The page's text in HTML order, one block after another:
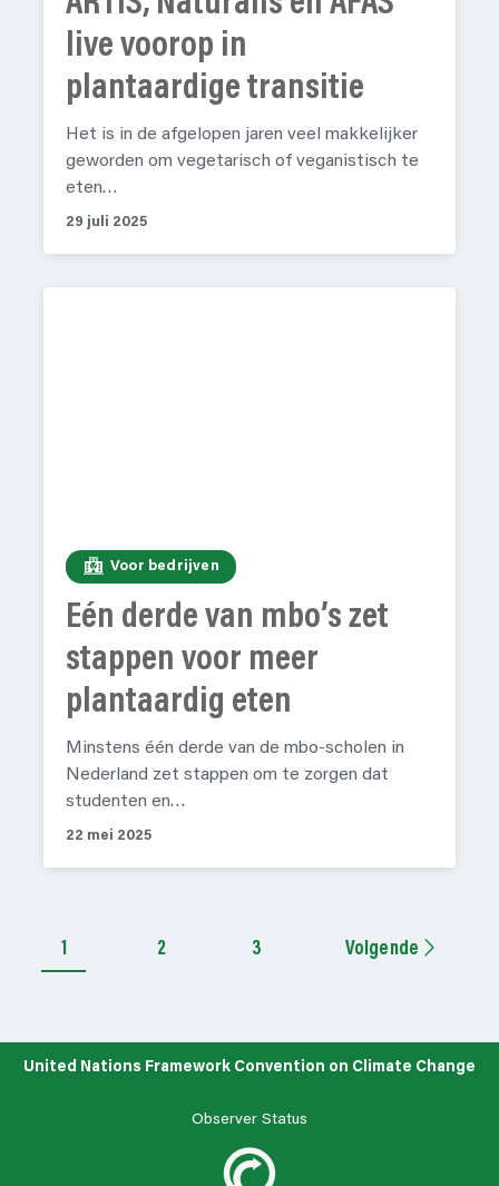
live voorop in
plantaardige transitie
Het is in de afgelopen jaren veel makkelijker
geworden om vegetarisch of veganistisch te
eten…
29 juli 2025
Voor bedrijven
Eén derde van mbo’s zet
stappen voor meer
plantaardig eten
Minstens één derde van de mbo-scholen in
Nederland zet stappen om te zorgen dat
studenten en…
22 mei 2025
1 2 3 Volgende
United Nations Framework Convention on Climate Change
Observer Status